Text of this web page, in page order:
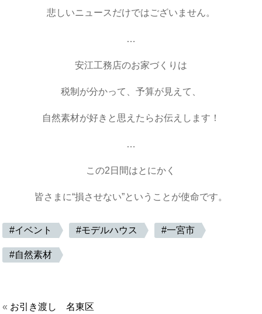
悲しいニュースだけではございません。
…
安江工務店のお家づくりは
税制が分かって、予算が見えて、
自然素材が好きと思えたらお伝えします！
…
この2日間はとにかく
皆さまに“損させない”ということが使命です。
イベント モデルハウス 一宮市
自然素材
« お引き渡し 名東区